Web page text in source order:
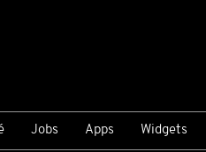
Jobs Apps Widgets